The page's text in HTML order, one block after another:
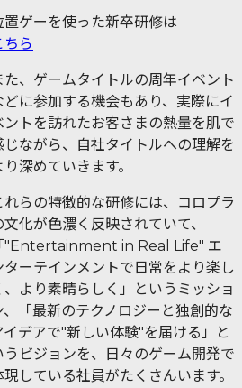
置ゲーを使った新卒研修は
ちら
た、ゲームタイトルの周年イベント
どに参加する機会もあり、実際にイ
ントを訪れたお客さまの熱量を肌で
じながら、自社タイトルへの理解を
り深めていきます。
れらの特徴的な研修には、コロプラ
文化が色濃く反映されていて、
"Entertainment in Real Life" エ
ターテインメントで日常をより楽し
、より素晴らしく」というミッショ
、「最新のテクノロジーと独創的な
イデアで"新しい体験"を届ける」と
うビジョンを、日々のゲーム開発で
現している社員がたくさんいます。